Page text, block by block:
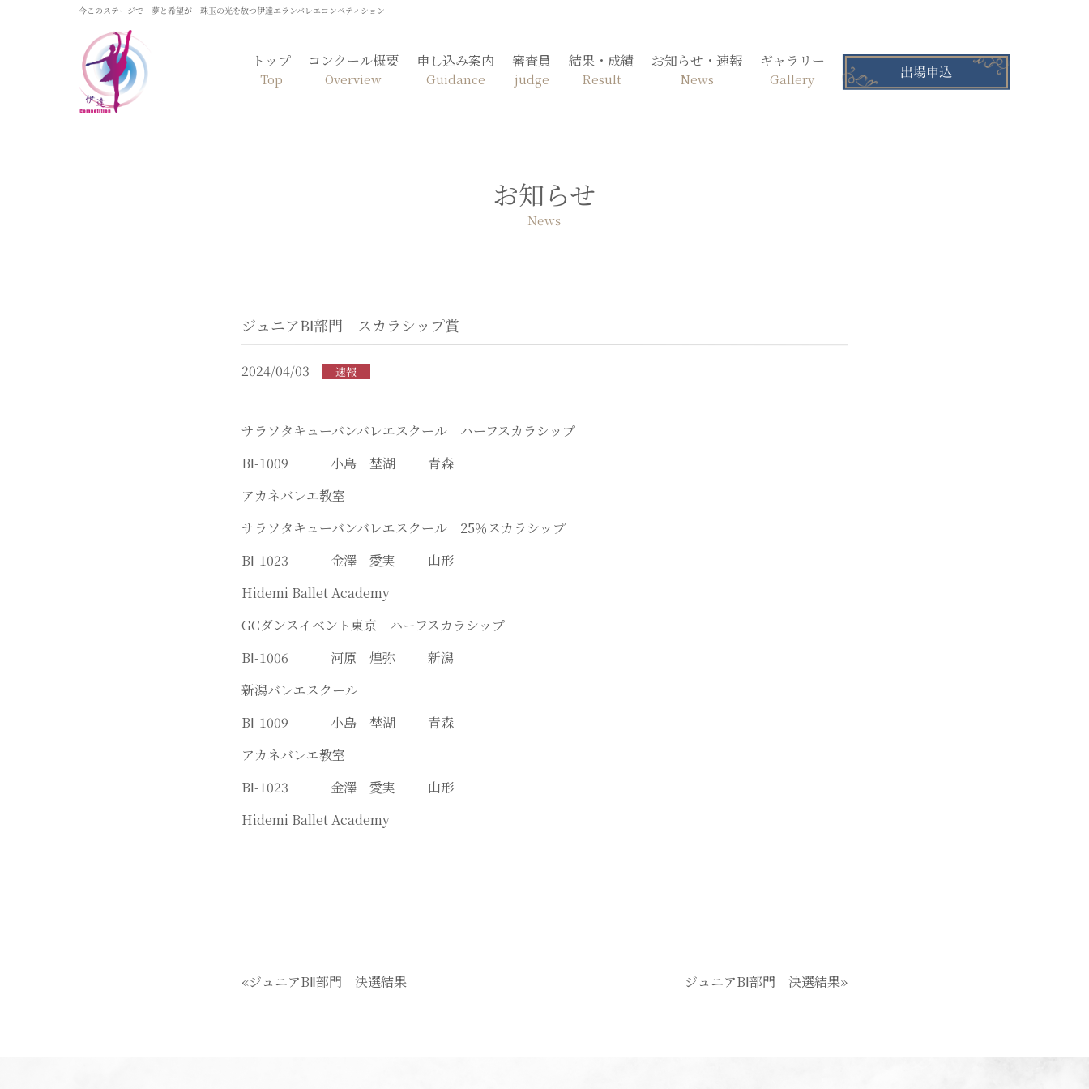
今このステージで 夢と希望が 珠玉の光を放つ伊達エランバレエコンペティション
トップ
Top
コンクール概要
Overview
申し込み案内
Guidance
審査員
judge
結果・成績
Result
お知らせ・速報
News
ギャラリー
Gallery
お知らせ
News
ジュニアBⅠ部門 スカラシップ賞
2024/04/03 速報
サラソタキューバンバレエスクール ハーフスカラシップ
BⅠ-1009 小島 埜湖 青森
アカネバレエ教室
サラソタキューバンバレエスクール 25％スカラシップ
BⅠ-1023 金澤 愛実 山形
Hidemi Ballet Academy
GCダンスイベント東京 ハーフスカラシップ
BⅠ-1006 河原 煌弥 新潟
新潟バレエスクール
BⅠ-1009 小島 埜湖 青森
アカネバレエ教室
BⅠ-1023 金澤 愛実 山形
Hidemi Ballet Academy
«ジュニアBⅡ部門 決選結果 ジュニアBⅠ部門 決選結果»